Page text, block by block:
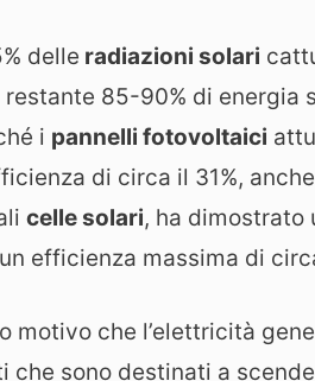
delle radiazioni solari
85-90% di energia
i pannelli fotovoltaici
di circa il 31%,
celle solari, ha dimostrato
efficienza massima di
motivo che l’elettricità
che sono destinati a